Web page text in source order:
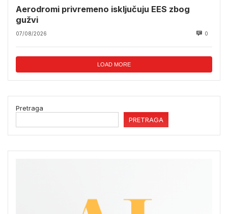
Aerodromi privremeno isključuju EES zbog
gužvi
07/08/2026 0
LOAD MORE
Pretraga
PRETRAGA